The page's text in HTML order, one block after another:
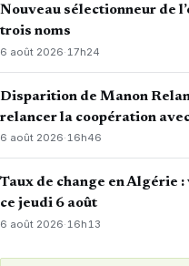
Nouveau sélectionneur de
trois noms
6 août 2026·17h24
Disparition de Manon
relancer la coopération
6 août 2026·16h46
Taux de change en Algérie
ce jeudi 6 août
6 août 2026·16h13